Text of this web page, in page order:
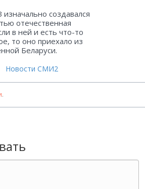
создавался
отечественная
в ней и есть что-то
то оно приехало из
Беларуси.
Новости СМИ2
.